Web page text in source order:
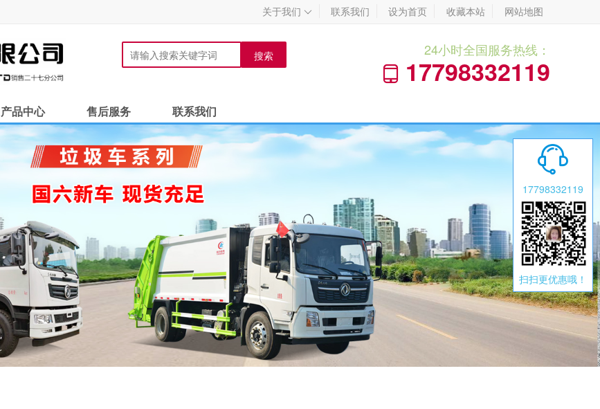
关于我们  联系我们 设为首页 收藏本站 网站地图
搜索
24小时全国服务热线：
 17798332119
产品中心 售后服务 联系我们

17798332119
扫扫更优惠哦！